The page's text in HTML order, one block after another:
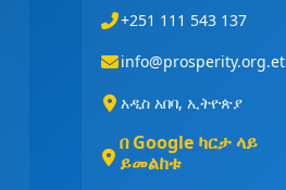
+251 111 543 137
info@prosperity.org.et
አዲስ አበባ, ኢትዮጵያ
በ Google ካርታ ላይ
ይመልከቱ